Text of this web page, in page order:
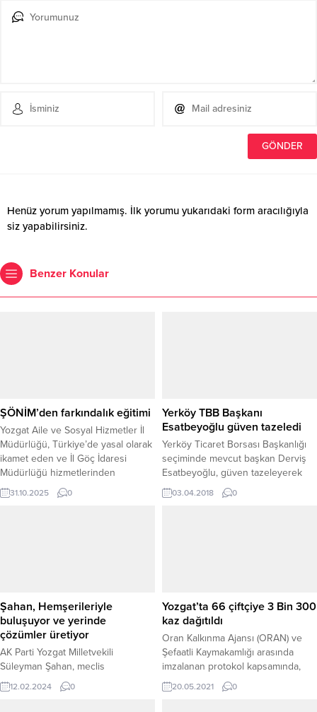
Henüz yorum yapılmamış. İlk yorumu yukarıdaki form aracılığıyla
siz yapabilirsiniz.
Benzer Konular
ŞÖNİM’den farkındalık eğitimi
Yozgat Aile ve Sosyal Hizmetler İl
Müdürlüğü, Türkiye’de yasal olarak
ikamet eden ve İl Göç İdaresi
Müdürlüğü hizmetlerinden
yararlanan yabancı uyruklu
vatandaşlara yönelik farkındalık
ve sorumlulukları, Alo 183 Sosyal...
31.10.2025 0
Yerköy TBB Başkanı
Esatbeyoğlu güven tazeledi
Yerköy Ticaret Borsası Başkanlığı
seçiminde mevcut başkan Derviş
Esatbeyoğlu, güven tazeleyerek
yeninde başkan seçildi.
03.04.2018 0
Şahan, Hemşerileriyle
buluşuyor ve yerinde
çözümler üretiyor
AK Parti Yozgat Milletvekili
Süleyman Şahan, meclis
çalışmalarından arta kalan
zamanlarını memleketi Yozgat'ta
12.02.2024 0
Yozgat’ta 66 çiftçiye 3 Bin 300
kaz dağıtıldı
Oran Kalkınma Ajansı (ORAN) ve
Şefaatli Kaymakamlığı arasında
imzalanan protokol kapsamında,
Yozgat Valisi Ziya Polat’ın katılımı ile
66 çiftçiye 3300 kaz palazı dağıtımı
20.05.2021 0